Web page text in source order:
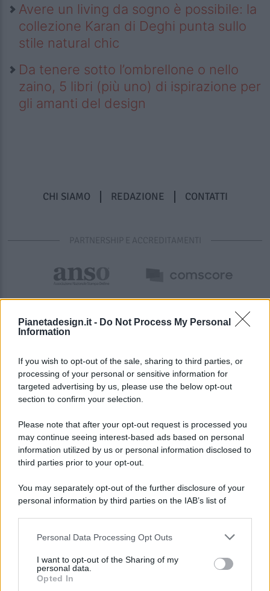
Pianetadesign.it - Do Not Process My Personal
Information
If you wish to opt-out of the sale, sharing to third parties, or
processing of your personal or sensitive information for
targeted advertising by us, please use the below opt-out
section to confirm your selection.
Please note that after your opt-out request is processed you
may continue seeing interest-based ads based on personal
information utilized by us or personal information disclosed to
third parties prior to your opt-out.
You may separately opt-out of the further disclosure of your
personal information by third parties on the IAB’s list of
This information may also be disclosed by us to third parties
disclose it to other third parties.
Personal Data Processing Opt Outs
I want to opt-out of the Sharing of my
personal data.
Opted In
Avere un living da sogno è possibile: la
collezione Karan di Deghi punta sullo
stile natural chic
Da tenere sotto l’ombrellone o nello
zaino, 5 libri (più uno) di ispirazione per
gli amanti del design
CHI SIAMO REDAZIONE CONTATTI
PARTNERSHIP E ACCREDITAMENTI
© 2026 - Pianeta Design - P.IVA 04827280654 - Testata
Registrata Al Tribunale Di Nocera Inferiore N. 8/2020 - RG N.
ISCRIZIONE AL ROC N. 35792 – ISCRITTA ALL’ANSO
(ASSOCIAZIONE NAZIONALE STAMPA ONLINE)
PREFERENZE PRIVACY